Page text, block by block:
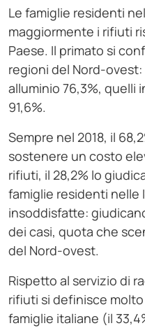
Le famiglie residenti
maggiormente i rifiuti
Paese. Il primato si
regioni del Nord-
alluminio 76,3%, quelli
91,6%.
Sempre nel 2018, il
sostenere un costo
rifiuti, il 28,2% lo
famiglie residenti nelle
insoddisfatte:
dei casi, quota che
del Nord-ovest.
Rispetto al servizio di
rifiuti si definisce
famiglie italiane (il